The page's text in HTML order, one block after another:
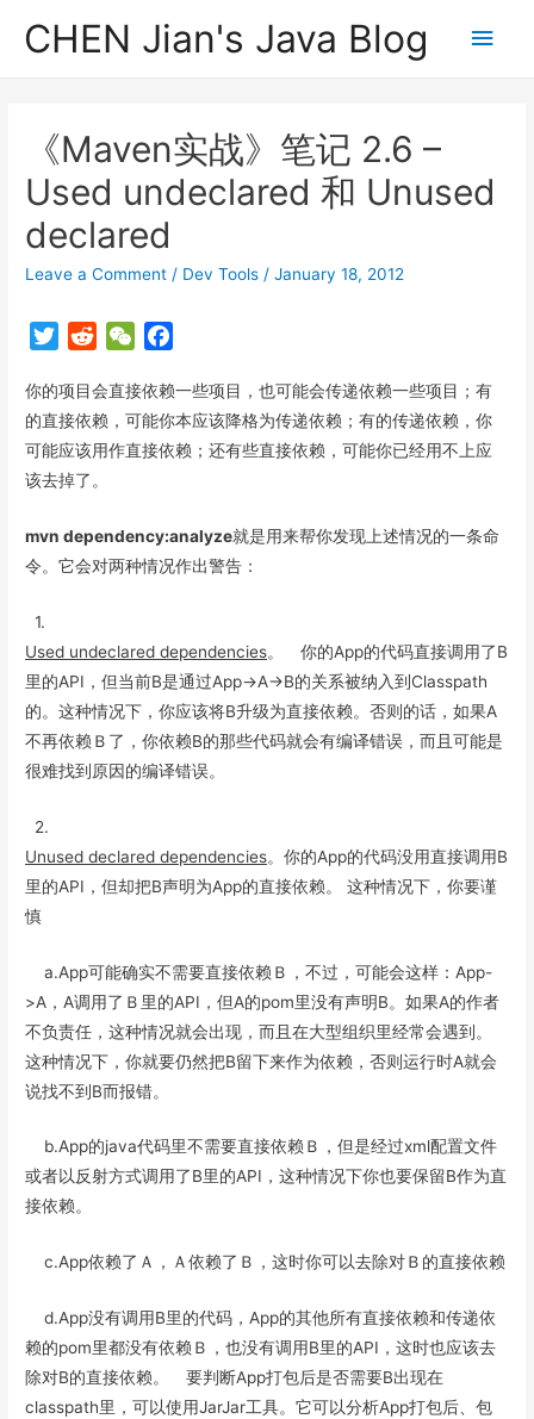
CHEN Jian's Java Blog
Main
《Maven实战》笔记 2.6 –
Used undeclared 和 Unused
declared
Leave a Comment / Dev Tools /January 18, 2012
T
i
t
t
e
d
d
i
t
W
C
h
a
c
e
b
k
你的项目会直接依赖一些项目，也可能会传递依赖一些项目；有
的直接依赖，可能你本应该降格为传递依赖；有的传递依赖，你
可能应该用作直接依赖；还有些直接依赖，可能你已经用不上应
该去掉了。
mvn dependency:analyze就是用来帮你发现上述情况的一条命
令。它会对两种情况作出警告：
1.
Used undeclared dependencies。 你的App的代码直接调用了B
里的API，但当前B是通过App->A->B的关系被纳入到Classpath
的。这种情况下，你应该将B升级为直接依赖。否则的话，如果A
不再依赖Ｂ了，你依赖B的那些代码就会有编译错误，而且可能是
很难找到原因的编译错误。
2.
Unused declared dependencies。你的App的代码没用直接调用B
里的API，但却把B声明为App的直接依赖。 这种情况下，你要谨
慎
a.App可能确实不需要直接依赖Ｂ，不过，可能会这样：App-
>A，A调用了Ｂ里的API，但A的pom里没有声明B。如果A的作者
不负责任，这种情况就会出现，而且在大型组织里经常会遇到。
这种情况下，你就要仍然把B留下来作为依赖，否则运行时A就会
说找不到B而报错。
b.App的java代码里不需要直接依赖Ｂ，但是经过xml配置文件
或者以反射方式调用了B里的API，这种情况下你也要保留B作为直
接依赖。
c.App依赖了Ａ，Ａ依赖了Ｂ，这时你可以去除对Ｂ的直接依赖
d.App没有调用B里的代码，App的其他所有直接依赖和传递依
赖的pom里都没有依赖Ｂ，也没有调用B里的API，这时也应该去
除对B的直接依赖。 要判断App打包后是否需要B出现在
classpath里，可以使用JarJar工具。它可以分析App打包后、包